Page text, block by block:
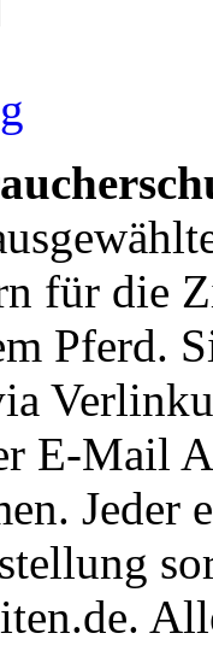
für die
Pferd.
E-Mail
Jeder